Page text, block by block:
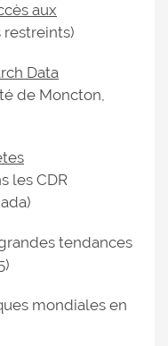
aux
restreints)
Data
de Moncton,
les CDR
tendances
mondiales en